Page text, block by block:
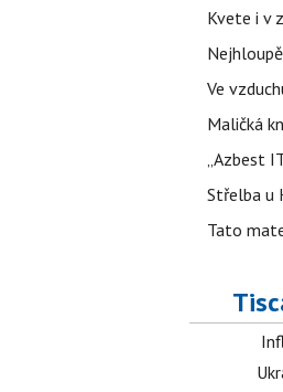
Kvete i v
Ve
Maličká
„Azbest
Střelba u
Tato